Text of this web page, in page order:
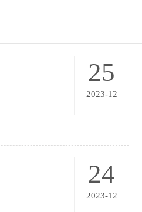
25
2023-12
24
2023-12